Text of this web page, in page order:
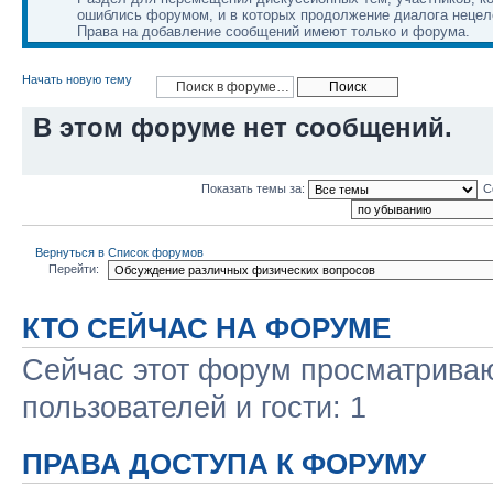
ошиблись форумом, и в которых продолжение диалога
Права на добавление сообщений имеют только и форума.
Начать новую тему
В этом форуме нет сообщений.
Показать темы за:
Вернуться в Список форумов
Перейти:
КТО СЕЙЧАС НА ФОРУМЕ
Сейчас этот форум
пользователей и гости: 1
ПРАВА ДОСТУПА К ФОРУМУ